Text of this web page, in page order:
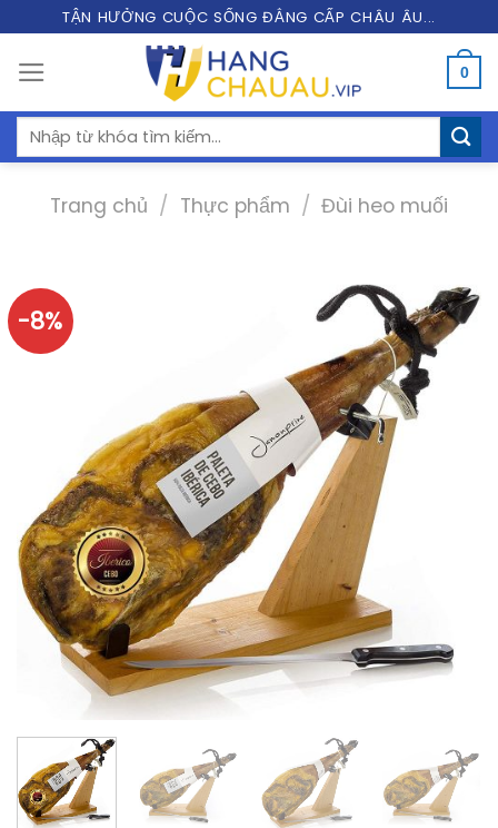
content
TẬN HƯỞNG CUỘC SỐNG ĐẲNG CẤP CHÂU ÂU...
0
Tìm
kiếm:
Trang chủ / Thực phẩm / Đùi heo muối
-8%